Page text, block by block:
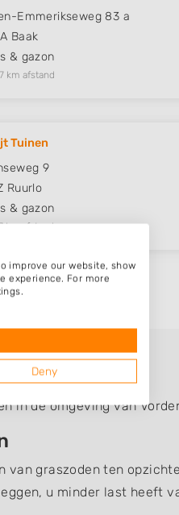
Emmerikseweg 83 a
Baak
& gazon
km afstand
Tuinen
9
Ruurlo
& gazon
km afstand
in de omgeving van
van graszoden ten
u minder last heeft
improve our website, show
experience. For more
Deny